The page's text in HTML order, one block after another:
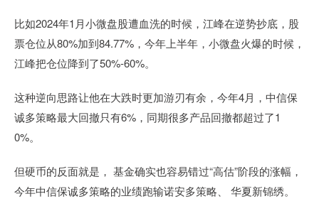
比如2024年1月小微盘股遭血洗的时候，江峰在逆势抄底，股
票仓位从80%加到84.77%，今年上半年，小微盘火爆的时候，
江峰把仓位降到了50%-60%。
这种逆向思路让他在大跌时更加游刃有余，今年4月，中信保
诚多策略最大回撤只有6%，同期很多产品回撤都超过了1
0%。
但硬币的反面就是， 基金确实也容易错过“高估”阶段的涨幅，
今年中信保诚多策略的业绩跑输诺安多策略、 华夏新锦绣。